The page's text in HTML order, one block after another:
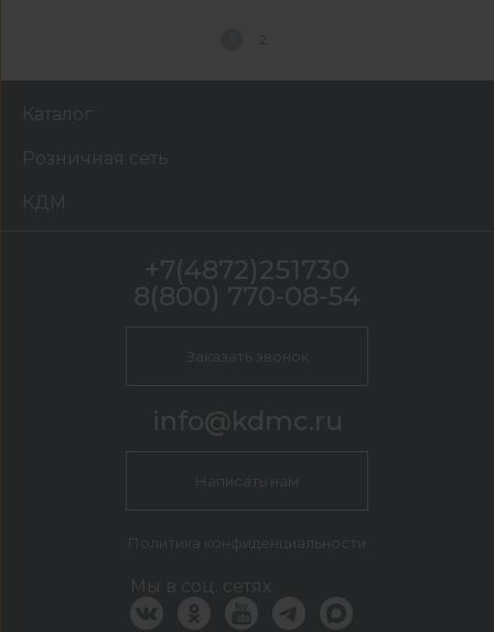
2
Каталог
Розничная сеть
КДМ
+7(4872)251730
8(800) 770-08-54
Заказать звонок
info@kdmc.ru
Написать нам
Политика конфиденциальности
Мы в соц. сетях